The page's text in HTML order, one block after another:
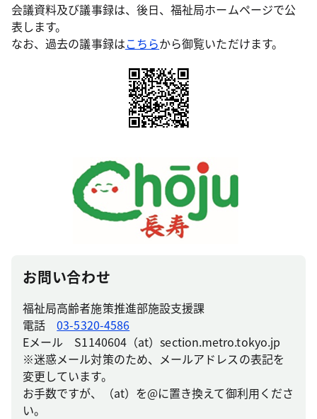
会議資料及び議事録は、後日、福祉局ホームページで公
表します。
なお、過去の議事録はこちらから御覧いただけます。
お問い合わせ
福祉局高齢者施策推進部施設支援課
電話03-5320-4586
Eメール S1140604（at）section.metro.tokyo.jp
※迷惑メール対策のため、メールアドレスの表記を
変更しています。
お手数ですが、（at）を@に置き換えて御利用くださ
い。